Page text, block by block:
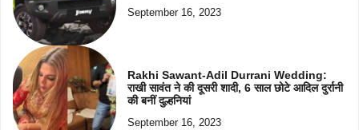
September 16, 2023
Rakhi Sawant-Adil Durrani Wedding:
राखी सावंत ने की दूसरी शादी, 6 साल छोटे आदिल दुर्रानी
की बनीं दुल्हनियां
September 16, 2023